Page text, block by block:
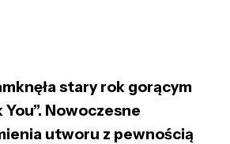
stary rok gorącym
Nowoczesne
utworu z pewnością